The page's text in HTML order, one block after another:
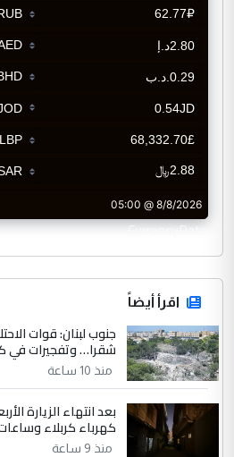
CurrencyRate
اقرأ أيضاً
جنوب لبنان: قوات
شقرا… وتفجيرات في
منذ 10 ساعة
بعد انتهاء الزيارة
كهرباء كربلاء
منذ 9 ساعة